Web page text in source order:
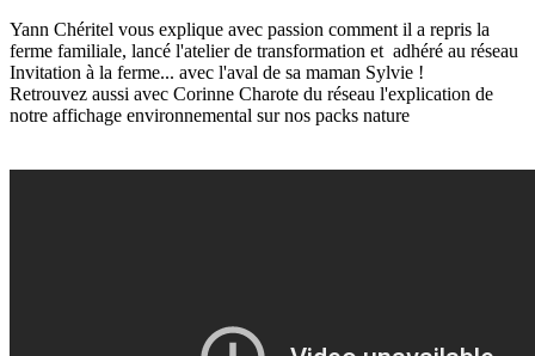
Yann Chéritel vous explique avec passion comment il a repris la
ferme familiale, lancé l'atelier de transformation et adhéré au réseau
Invitation à la ferme... avec l'aval de sa maman Sylvie !
Retrouvez aussi avec Corinne Charote du réseau l'explication de
notre affichage environnemental sur nos packs nature